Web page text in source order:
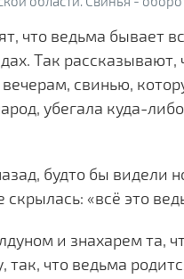
что ведьма бывает
Так
свинью,
убегала куда-
будто бы видели
скрылась: «всё это
и знахарем та,
так, что ведьма